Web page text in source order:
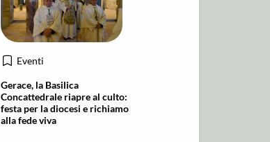
Eventi
Gerace, la Basilica
Concattedrale riapre al culto:
festa per la diocesi e richiamo
alla fede viva